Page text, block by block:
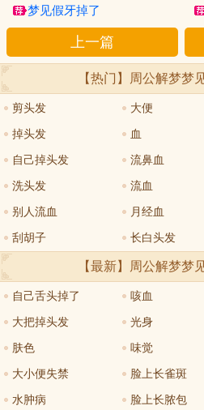
梦见假牙掉了
上一篇
【热门】周公解梦梦
剪头发 大便
掉头发 血
自己掉头发 流鼻血
洗头发 流血
别人流血 月经血
刮胡子 长白头发
【最新】周公解梦梦
自己舌头掉了 咳血
大把掉头发 光身
肤色 味觉
大小便失禁 脸上长雀斑
水肿病 脸上长脓包